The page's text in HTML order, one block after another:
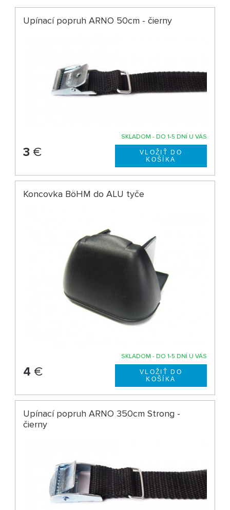
Upínací popruh ARNO 50cm - čierny
SKLADOM - DO 1-5 DNÍ U VÁS
3 €
Koncovka BöHM do ALU tyče
SKLADOM - DO 1-5 DNÍ U VÁS
4 €
Upínací popruh ARNO 350cm Strong -
čierny